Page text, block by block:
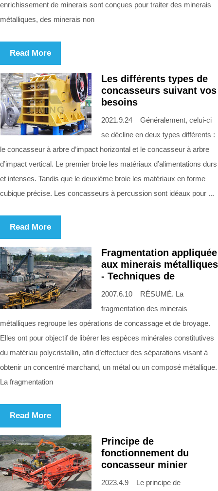
enrichissement de minerais sont conçues pour traiter des minerais
métalliques, des minerais non
Read More
Les différents types de
concasseurs suivant vos
besoins
2021.9.24 Généralement, celui-ci
se décline en deux types différents :
le concasseur à arbre d’impact horizontal et le concasseur à arbre
d’impact vertical. Le premier broie les matériaux d’alimentations durs
et intenses. Tandis que le deuxième broie les matériaux en forme
cubique précise. Les concasseurs à percussion sont idéaux pour ...
Read More
Fragmentation appliquée
aux minerais métalliques
- Techniques de
2007.6.10 RÉSUMÉ. La
fragmentation des minerais
métalliques regroupe les opérations de concassage et de broyage.
Elles ont pour objectif de libérer les espèces minérales constitutives
du matériau polycristallin, afin d’effectuer des séparations visant à
obtenir un concentré marchand, un métal ou un composé métallique.
La fragmentation
Read More
Principe de
fonctionnement du
concasseur minier
2023.4.9 Le principe de